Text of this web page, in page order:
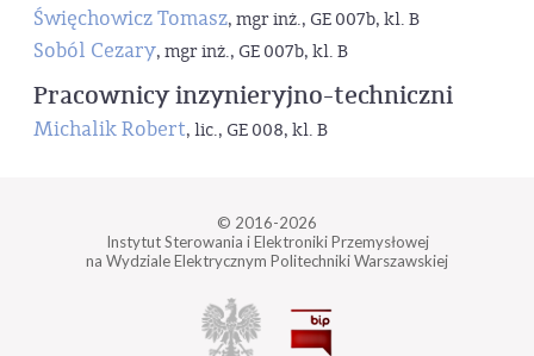
Święchowicz Tomasz, mgr inż., GE 007b, kl. B
Soból Cezary, mgr inż., GE 007b, kl. B
Pracownicy inzynieryjno-techniczni
Michalik Robert, lic., GE 008, kl. B
© 2016-2026
Instytut Sterowania i Elektroniki Przemysłowej
na Wydziale Elektrycznym Politechniki Warszawskiej